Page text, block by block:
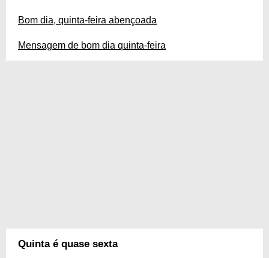
Bom dia, quinta-feira abençoada
Mensagem de bom dia quinta-feira
Quinta é quase sexta